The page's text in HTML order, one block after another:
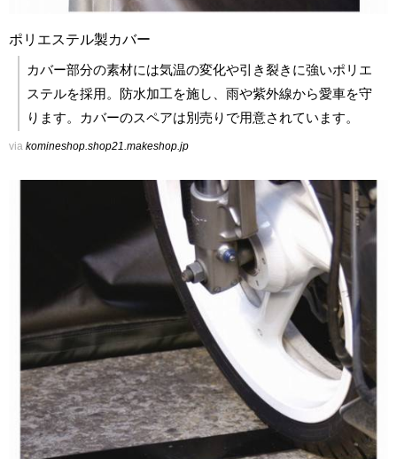
ポリエステル製カバー
カバー部分の素材には気温の変化や引き裂きに強いポリエ
ステルを採用。防水加工を施し、雨や紫外線から愛車を守
ります。カバーのスペアは別売りで用意されています。
via komineshop.shop21.makeshop.jp